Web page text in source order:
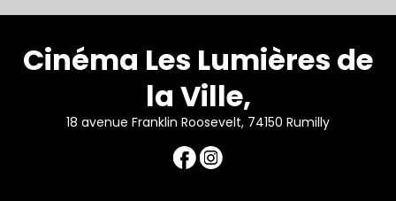
Cinéma Les Lumières de
la Ville,
18 avenue Franklin Roosevelt, 74150 Rumilly